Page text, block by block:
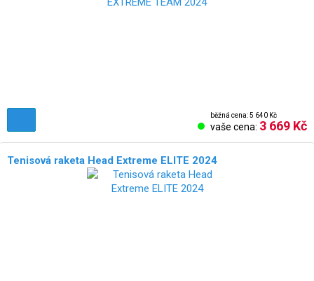
běžná cena: 5 640 Kč
vaše cena: 3 669 Kč
Tenisová raketa Head Extreme ELITE 2024